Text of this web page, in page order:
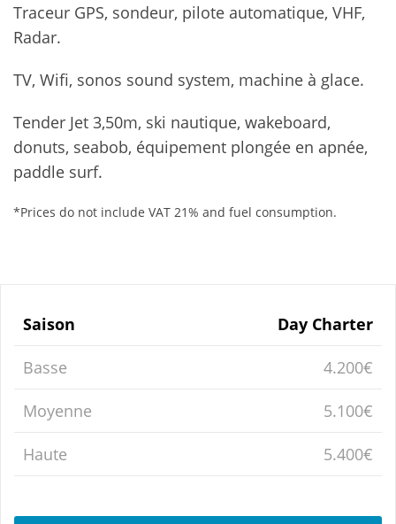
Traceur GPS, sondeur, pilote automatique, VHF,
Radar.
TV, Wifi, sonos sound system, machine à glace.
Tender Jet 3,50m, ski nautique, wakeboard,
donuts, seabob, équipement plongée en apnée,
paddle surf.
*Prices do not include VAT 21% and fuel consumption.
Saison Day Charter
Basse 4.200€
Moyenne 5.100€
Haute 5.400€